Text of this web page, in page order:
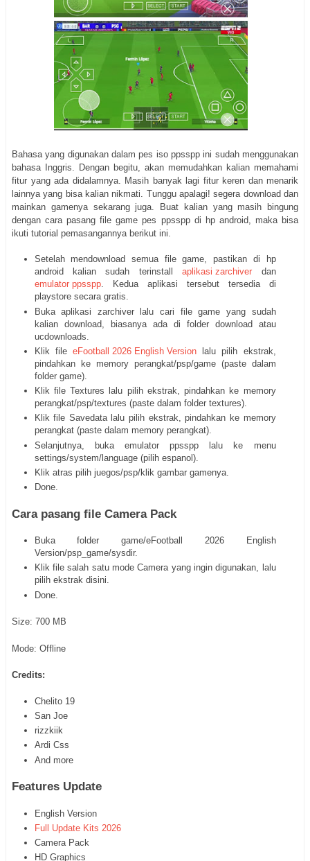
Bahasa yang digunakan dalam pes iso ppsspp ini sudah menggunakan
bahasa Inggris. Dengan begitu, akan memudahkan kalian memahami
fitur yang ada didalamnya. Masih banyak lagi fitur keren dan menarik
lainnya yang bisa kalian nikmati. Tunggu apalagi! segera download dan
mainkan gamenya sekarang juga. Buat kalian yang masih bingung
dengan cara pasang file game pes ppsspp di hp android, maka bisa
ikuti tutorial pemasangannya berikut ini.
Setelah mendownload semua file game, pastikan di hp
android kalian sudah terinstallaplikasi zarchiver dan
emulator ppsspp. Kedua aplikasi tersebut tersedia di
playstore secara gratis.
Buka aplikasi zarchiver lalu cari file game yang sudah
kalian download, biasanya ada di folder download atau
ucdownloads.
Klik file eFootball 2026 English Versionlalu pilih ekstrak,
pindahkan ke memory perangkat/psp/game (paste dalam
folder game).
Klik file Textures lalu pilih ekstrak, pindahkan ke memory
perangkat/psp/textures (paste dalam folder textures).
Klik file Savedata lalu pilih ekstrak, pindahkan ke memory
perangkat (paste dalam memory perangkat).
Selanjutnya, buka emulator ppsspp lalu ke menu
settings/system/language (pilih espanol).
Klik atras pilih juegos/psp/klik gambar gamenya.
Done.
Cara pasang file Camera Pack
Buka folder game/eFootball 2026 English
Version/psp_game/sysdir.
Klik file salah satu mode Camera yang ingin digunakan, lalu
pilih ekstrak disini.
Done.
Size: 700 MB
Mode: Offline
Credits:
Chelito 19
San Joe
rizzkiik
Ardi Css
And more
Features Update
English Version
Full Update Kits 2026
Camera Pack
HD Graphics